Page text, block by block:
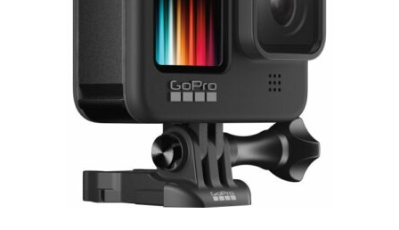
4. Máy Gopro Hero 9 Black
là bản có camera với cảm biến 23,6 MP.
Cảm biến này đưa hiệu suất thiết bị của bạn lên một
level tiếp theo. Do đó, máy hỗ trợ quay video 5K
30fps và tự sướng tĩnh 20MP. Máy ảnh GoPro Hero 9
Black quay video 5K với số điểm ảnh nhiều hơn 77% so
với độ phân giải 4K cho chất lượng vượt trội.